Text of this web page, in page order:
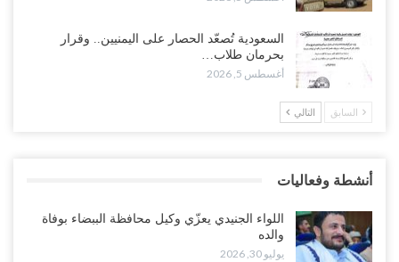
وسط معركة سعودية لإسقاط آخر معاقل الزبيدي.. القبائل تستنفر و”درع
الوطن” تبدأ الانتشار..!
أغسطس 5, 2026
خلافات الرواتب تشعل مواجهة داخل معسكر التحالف… والإصلاح يصعّد
تعميد الشهادات يشعل غضباً واسعاً..!
أغسطس 5, 2026
السعودية تُصعّد الحصار على اليمنيين.. وقرار
بحرمان طلاب…
أغسطس 5, 2026
السابق التالي
أنشطة وفعاليات
اللواء الجنيدي يعزّي وكيل محافظة الببضاء بوفاة
والده
يوليو 30, 2026